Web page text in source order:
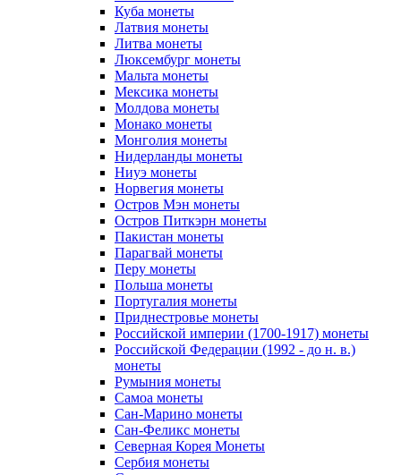
Куба монеты
Латвия монеты
Литва монеты
Люксембург монеты
Мальта монеты
Мексика монеты
Молдова монеты
Монако монеты
Монголия монеты
Нидерланды монеты
Ниуэ монеты
Норвегия монеты
Остров Мэн монеты
Остров Питкэрн монеты
Пакистан монеты
Парагвай монеты
Перу монеты
Польша монеты
Португалия монеты
Приднестровье монеты
Российской империи (1700-1917) монеты
Российской Федерации (1992 - до н. в.)
монеты
Румыния монеты
Самоа монеты
Сан-Марино монеты
Сан-Феликс монеты
Северная Корея Монеты
Сербия монеты